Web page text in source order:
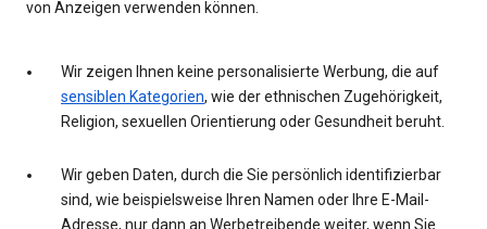
von Anzeigen verwenden können.
Wir zeigen Ihnen keine personalisierte Werbung, die auf
sensiblen Kategorien, wie der ethnischen Zugehörigkeit,
Religion, sexuellen Orientierung oder Gesundheit beruht.
Wir geben Daten, durch die Sie persönlich identifizierbar
sind, wie beispielsweise Ihren Namen oder Ihre E-Mail-
Adresse, nur dann an Werbetreibende weiter, wenn Sie